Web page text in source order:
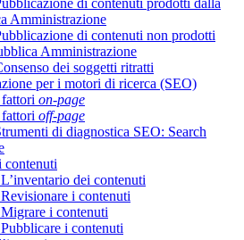
di contenuti prodotti dalla
Amministrazione
di contenuti non prodotti
Amministrazione
dei soggetti ritratti
per i motori di ricerca (SEO)
on-page
off-page
di diagnostica SEO: Search
contenuti
dei contenuti
i contenuti
i contenuti
i contenuti